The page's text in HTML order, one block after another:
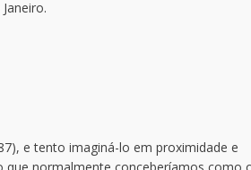
e tento imaginá-lo em proximidade e